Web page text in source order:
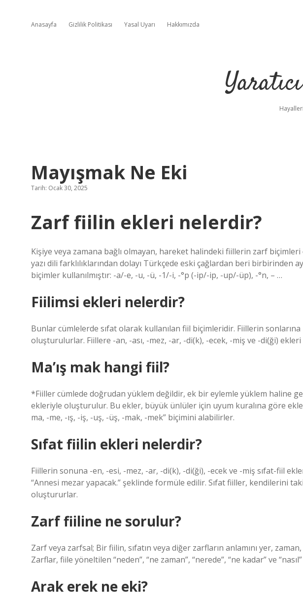
Anasayfa Gizlilik Politikası Yasal Uyarı Hakkımızda
Mayışmak Ne Eki
Tarih: Ocak 30, 2025
Zarf fiilin ekleri nelerdir?
Kişiye veya zamana bağlı olmayan, hareket halindeki fiillerin zarf
yazı dili farklılıklarından dolayı Türkçede eski çağlardan beri birbirinden
biçimler kullanılmıştır: -a/-e, -u, -ü, -1/-i, -°p (-ip/-ip, -up/-üp), -°n, – …
Fiilimsi ekleri nelerdir?
Bunlar cümlelerde sıfat olarak kullanılan fiil biçimleridir. Fiillerin sonlarına
oluşturulurlar. Fiillere -an, -ası, -mez, -ar, -di(k), -ecek, -miş ve -di(ği)
Ma’ış mak hangi fiil?
*Fiiller cümlede doğrudan yüklem değildir, ek bir eylemle yüklem haline
ekleriyle oluşturulur. Bu ekler, büyük ünlüler için uyum kuralına göre
ma, -me, -ış, -iş, -uş, -üş, -mak, -mek” biçimini alabilirler.
Sıfat fiilin ekleri nelerdir?
Fiillerin sonuna -en, -esi, -mez, -ar, -di(k), -di(ği), -ecek ve -miş sıfat-fiil
“Annesi mezar yapacak.” şeklinde formüle edilir. Sıfat fiiller, kendilerini
oluştururlar.
Zarf fiiline ne sorulur?
Zarf veya zarfsal; Bir fiilin, sıfatın veya diğer zarfların anlamını yer,
Zarflar, fiile yöneltilen “neden”, “ne zaman”, “nerede”, “ne kadar” ve
Arak erek ne eki?